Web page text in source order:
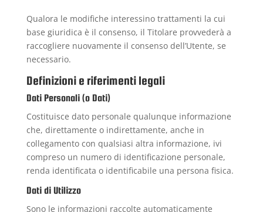
Qualora le modifiche interessino trattamenti la cui
base giuridica è il consenso, il Titolare provvederà a
raccogliere nuovamente il consenso dell’Utente, se
necessario.
Definizioni e riferimenti legali
Dati Personali (o Dati)
Costituisce dato personale qualunque informazione
che, direttamente o indirettamente, anche in
collegamento con qualsiasi altra informazione, ivi
compreso un numero di identificazione personale,
renda identificata o identificabile una persona fisica.
Dati di Utilizzo
Sono le informazioni raccolte automaticamente